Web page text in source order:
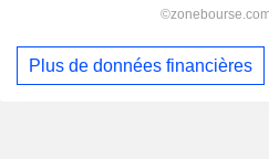
Plus de données financières